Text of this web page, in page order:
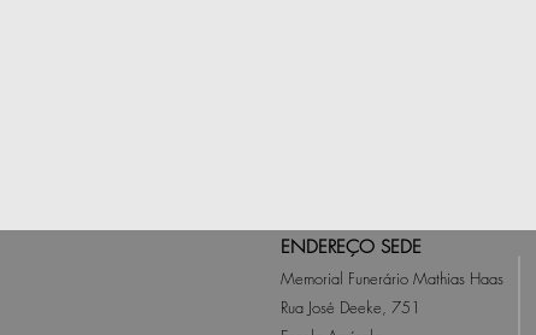
ENDEREÇO SEDE
Memorial Funerário Mathias Haas
Rua José Deeke, 751